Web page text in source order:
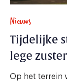
Nieuws
Tijdelijke
lege
Op het terrein